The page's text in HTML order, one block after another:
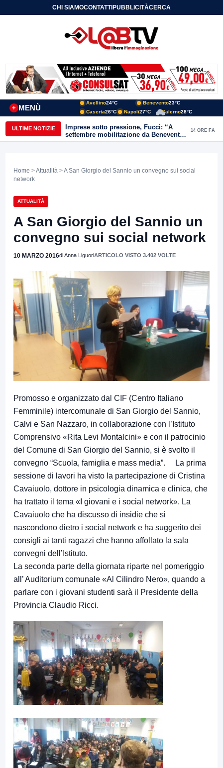
CHI SIAMOCONTATTIPUBBLICITÀCERCA
MENÙ
+
Avellino24°C Benevento23°C
Caserta26°C Napoli27°C Salerno28°C
ULTIME NOTIZIE
Imprese sotto pressione, Fucci: “A
settembre mobilitazione da Benevento
e Avellino”
14 ORE FA
Home >Attualità > A San Giorgio del Sannio un convegno sui social
network
ATTUALITÀ
A San Giorgio del Sannio un
convegno sui social network
10 MARZO 2016di Anna LiguoriARTICOLO VISTO 3.402 VOLTE
Promosso e organizzato dal CIF (Centro Italiano
Femminile) intercomunale di San Giorgio del Sannio,
Calvi e San Nazzaro, in collaborazione con l’Istituto
Comprensivo «Rita Levi Montalcini» e con il patrocinio
del Comune di San Giorgio del Sannio, si è svolto il
convegno “Scuola, famiglia e mass media”. La prima
sessione di lavori ha visto la partecipazione di Cristina
Cavaiuolo, dottore in psicologia dinamica e clinica, che
ha trattato il tema «I giovani e i social network». La
Cavaiuolo che ha discusso di insidie che si
nascondono dietro i social network e ha suggerito dei
consigli ai tanti ragazzi che hanno affollato la sala
convegni dell’Istituto.
La seconda parte della giornata riparte nel pomeriggio
all’ Auditorium comunale «Al Cilindro Nero», quando a
parlare con i giovani studenti sarà il Presidente della
Provincia Claudio Ricci.